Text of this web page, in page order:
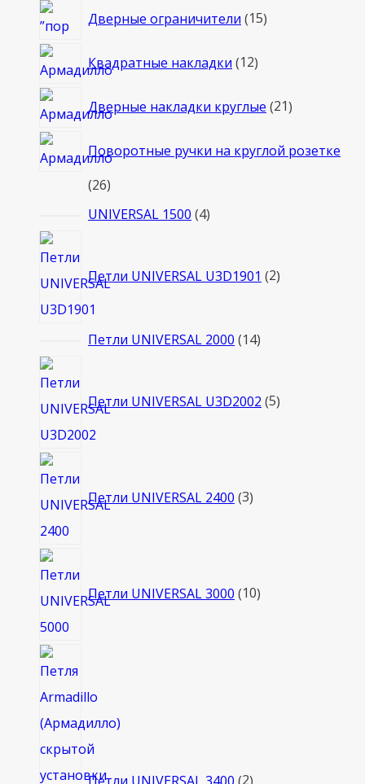
Дверные ограничители 1515
Квадратные накладки 1212
Дверные накладки круглые 2121
Поворотные ручки на круглой розетке
2626
товаров
UNIVERSAL 1500 44
Петли UNIVERSAL U3D1901 2товара
Петли UNIVERSAL 2000 1414
Петли UNIVERSAL U3D2002 5товаров
Петли UNIVERSAL 2400 3товара
Петли UNIVERSAL 3000 10товаров